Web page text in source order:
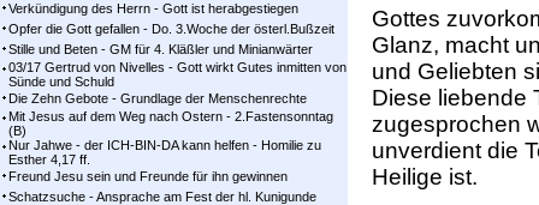
Verkündigung des Herrn - Gott ist herabgestiegen
Opfer die Gott gefallen - Do. 3.Woche der österl.Bußzeit
Stille und Beten - GM für 4. Kläßler und Minianwärter
03/17 Gertrud von Nivelles - Gott wirkt Gutes inmitten von
Sünde und Schuld
Die Zehn Gebote - Grundlage der Menschenrechte
Mit Jesus auf dem Weg nach Ostern - 2.Fastensonntag
(B)
Nur Jahwe - der ICH-BIN-DA kann helfen - Homilie zu
Esther 4,17 ff.
Freund Jesu sein und Freunde für ihn gewinnen
Schatzsuche - Ansprache am Fest der hl. Kunigunde
Gottes
Glanz, macht
und Geliebten
Diese liebende
zugesprochen
unverdient die
Heilige ist.